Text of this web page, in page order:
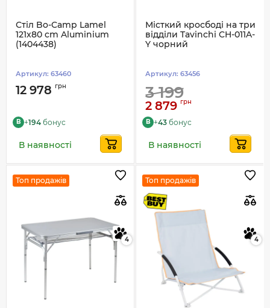
Стіл Bo-Camp Lamel
121x80 cm Aluminium
(1404438)
Артикул: 63460
12 978 грн
B +194 бонус
В наявності
Місткий кросбоді на три
відділи Tavinchi CH-011A-
Y чорний
Артикул: 63456
3 199
2 879 грн
B +43 бонус
В наявності
Топ продажів
4
Топ продажів
4